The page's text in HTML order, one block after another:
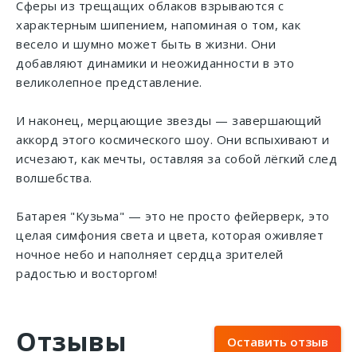
Сферы из трещащих облаков взрываются с
характерным шипением, напоминая о том, как
весело и шумно может быть в жизни. Они
добавляют динамики и неожиданности в это
великолепное представление.
И наконец, мерцающие звезды — завершающий
аккорд этого космического шоу. Они вспыхивают и
исчезают, как мечты, оставляя за собой лёгкий след
волшебства.
Батарея "Кузьма" — это не просто фейерверк, это
целая симфония света и цвета, которая оживляет
ночное небо и наполняет сердца зрителей
радостью и восторгом!
Отзывы Оставить отзыв